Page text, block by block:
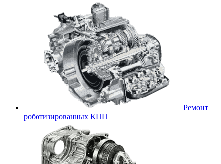
Ремонт
роботизированных КПП